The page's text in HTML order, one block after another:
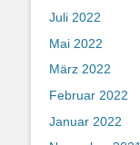
Juli 2022
Mai 2022
März 2022
Februar 2022
Januar 2022